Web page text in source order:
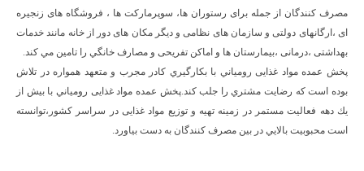
مصرف كنندگان از جمله برای رستوران ها، سوپرمارکت ها ، فروشگاه های زنجیره
ای ،ارگانهای دولتی و سازمان های نظامی و دیگر مکان های دور از خانه مانند خدمات
بهداشتی ،درمانی ،بیمارستان ها و اماکن تفریحی و مصارف خانگي را تامین مي كند.
پخش عمده مواد غذایی رومياني با بكارگيري كادر مجرب و متعهد همواره در تلاش
بوده است كه رضايت مشتري را جلب كند.پخش عمده مواد غذایی رومياني با بيش از
يك دهه فعاليت مستمر در زمينه تهيه و توزيع مواد غذایی در سراسر كشور،توانسته
است محبوبيت بالايي در بين مصرف كنندگان به دست بياورد.